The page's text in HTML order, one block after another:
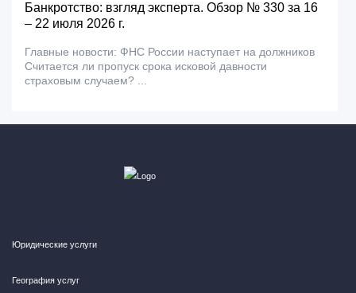
Банкротство: взгляд эксперта. Обзор № 330 за 16
– 22 июля 2026 г.
Главные новости: ФНС России наступает на должников
Считается ли пропуск срока исковой давности
страховым случаем? ...
Юридические услуги
География услуг